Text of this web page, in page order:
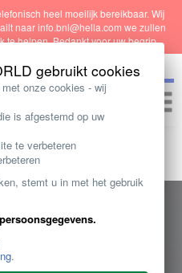
simplified
Toggle
heel moeilijk bereikbaar. Wij
naar info.bnl@hella.com we zullen
te helpen. Bedankt voor uw begrip.
gebruikt cookies
onze cookies - wij
is afgestemd op uw
te verbeteren
stemt u in met het gebruik
.